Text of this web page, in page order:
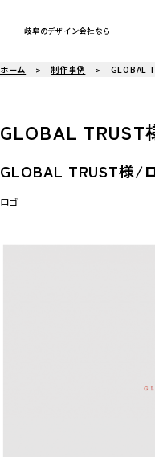
岐阜のデザイン会社なら
ホーム 制作事例 GLOBAL
GLOBAL
GLOBAL TRUST様/
ロゴ